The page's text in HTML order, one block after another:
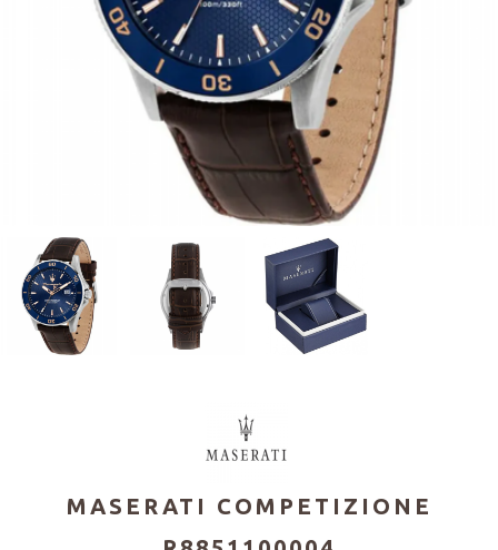
MASERATI COMPETIZIONE